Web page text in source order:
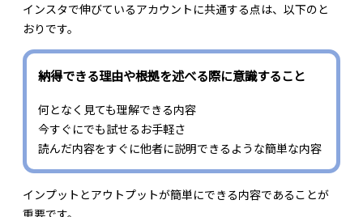
インスタで伸びているアカウントに共通する点は、以下のと
おりです。
納得できる理由や根拠を述べる際に意識すること
何となく見ても理解できる内容
今すぐにでも試せるお手軽さ
読んだ内容をすぐに他者に説明できるような簡単な内容
インプットとアウトプットが簡単にできる内容であることが
重要です。